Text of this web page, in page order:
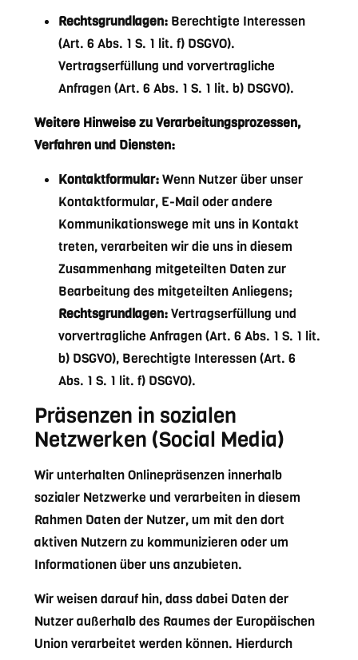
Rechtsgrundlagen: Berechtigte Interessen
(Art. 6 Abs. 1 S. 1 lit. f) DSGVO).
Vertragserfüllung und vorvertragliche
Anfragen (Art. 6 Abs. 1 S. 1 lit. b) DSGVO).
Weitere Hinweise zu Verarbeitungsprozessen,
Verfahren und Diensten:
Kontaktformular:Wenn Nutzer über unser
Kontaktformular, E-Mail oder andere
Kommunikationswege mit uns in Kontakt
treten, verarbeiten wir die uns in diesem
Zusammenhang mitgeteilten Daten zur
Bearbeitung des mitgeteilten Anliegens;
Rechtsgrundlagen:Vertragserfüllung und
vorvertragliche Anfragen (Art. 6 Abs. 1 S. 1 lit.
b) DSGVO), Berechtigte Interessen (Art. 6
Abs. 1 S. 1 lit. f) DSGVO).
Präsenzen in sozialen
Netzwerken (Social Media)
Wir unterhalten Onlinepräsenzen innerhalb
sozialer Netzwerke und verarbeiten in diesem
Rahmen Daten der Nutzer, um mit den dort
aktiven Nutzern zu kommunizieren oder um
Informationen über uns anzubieten.
Wir weisen darauf hin, dass dabei Daten der
Nutzer außerhalb des Raumes der Europäischen
Union verarbeitet werden können. Hierdurch